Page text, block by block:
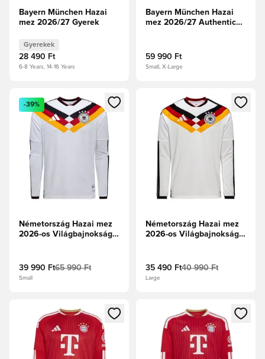
Bayern München Hazai
mez 2026/27 Gyerek
Gyerekek
28 490 Ft
6-8 Years, 14-16 Years
Bayern München Hazai
mez 2026/27 Authentic
59 990 Ft
Small, X-Large
Megnyit egy modált a bejelentkezéshez vagy a tagként
-39%
Németország Hazai mez
2026-os Világbajnokság
39 990 Ft65 990 Ft
Small
Megnyit egy modált a
Németország Hazai mez
2026-os Világbajnokság
35 490 Ft40 990 Ft
Large
Megnyit egy modált a bejelentkezéshez vagy a tagként
Megnyit egy modált a